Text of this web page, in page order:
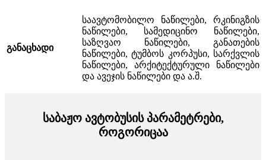
განაცხადი
საავტომობილო ნაწილები, რკინიგზის
ნაწილები, სამედიცინო ნაწილები,
საზღვაო ნაწილები, განათების
ნაწილები, ტუმბოს კორპუსი, სარქვლის
ნაწილები, არქიტექტურული ნაწილები
და ავეჯის ნაწილები და ა.შ.
საბაჟო ავტობუსის პარამეტრები,
როგორიცაა